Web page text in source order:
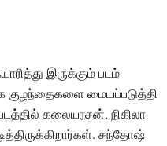
இருக்கும் படம்
குழந்தைகளை மையப்படுத்தி
கலையரசன், நிகிலா
சந்தோஷ்